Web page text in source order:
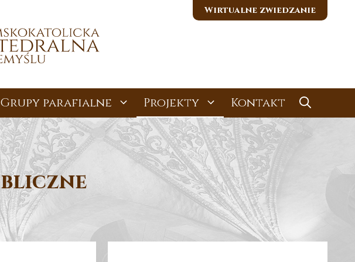
Wirtualne zwiedzanie
Grupy parafialne Projekty Kontakt